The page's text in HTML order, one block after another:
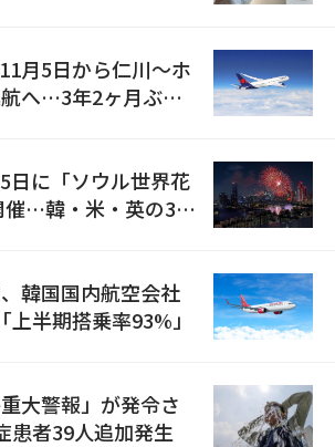
月5日から仁川〜ホ
へ…3年2ヶ月ぶり
日に「ソウル世界花
催…韓・米・英の3カ
韓国国内航空会社
半期搭乗率93%」
大警報」が発令さ
患者39人追加発生